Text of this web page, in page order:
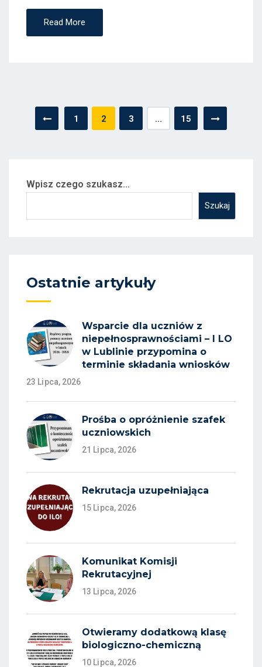
Read More
Stronicowanie
1 2 3 … 15
Wpisz czego szukasz...
Szukaj
Ostatnie artykuły
Wsparcie dla uczniów z
niepełnosprawnościami – I LO
w Lublinie przypomina o
terminie składania wniosków
23 Lipca, 2026
Prośba o opróżnienie szafek
uczniowskich
21 Lipca, 2026
Rekrutacja uzupełniająca
15 Lipca, 2026
Komunikat Komisji
Rekrutacyjnej
13 Lipca, 2026
Otwieramy dodatkową klasę
biologiczno-chemiczną
10 Lipca, 2026